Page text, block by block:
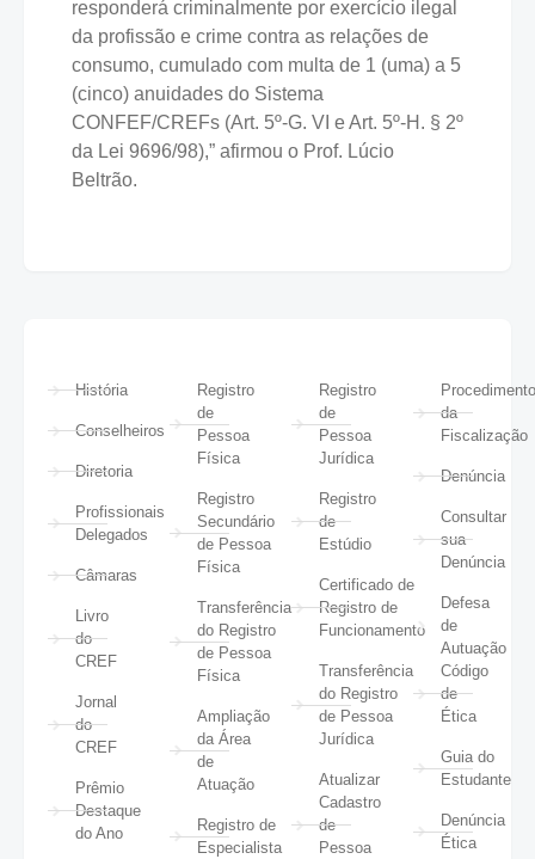
responderá criminalmente por exercício ilegal
da profissão e crime contra as relações de
consumo, cumulado com multa de 1 (uma) a 5
(cinco) anuidades do Sistema
CONFEF/CREFs (Art. 5º-G. VI e Art. 5º-H. § 2º
da Lei 9696/98),” afirmou o Prof. Lúcio
Beltrão.
História
Conselheiros
Diretoria
Profissionais
Delegados
Câmaras
Livro
do
CREF
Jornal
do
CREF
Prêmio
Destaque
do Ano
Registro
de
Pessoa
Física
Registro
Secundário
de Pessoa
Física
Transferência
do Registro
de Pessoa
Física
Ampliação
da Área
de
Atuação
Registro de
Especialista
Registro
de
Pessoa
Jurídica
Registro
de
Estúdio
Certificado de
Registro de
Funcionamento
Transferência
do Registro
de Pessoa
Jurídica
Atualizar
Cadastro
de
Pessoa
da
Fiscalização
Denúncia
Consultar
sua
Denúncia
Defesa
de
Autuação
Código
de
Ética
Guia do
Estudante
Denúncia
Ética